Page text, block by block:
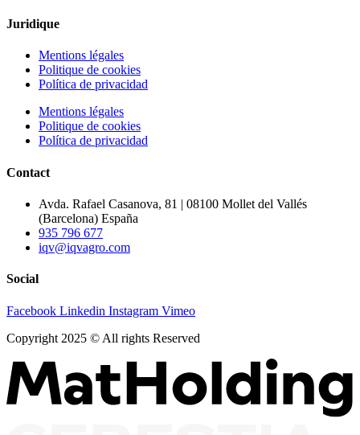
Juridique
Mentions légales
Politique de cookies
Política de privacidad
Mentions légales
Politique de cookies
Política de privacidad
Contact
Avda. Rafael Casanova, 81 | 08100 Mollet del Vallés
(Barcelona) España
935 796 677
iqv@iqvagro.com
Social
Facebook Linkedin Instagram Vimeo
Copyright 2025 © All rights Reserved